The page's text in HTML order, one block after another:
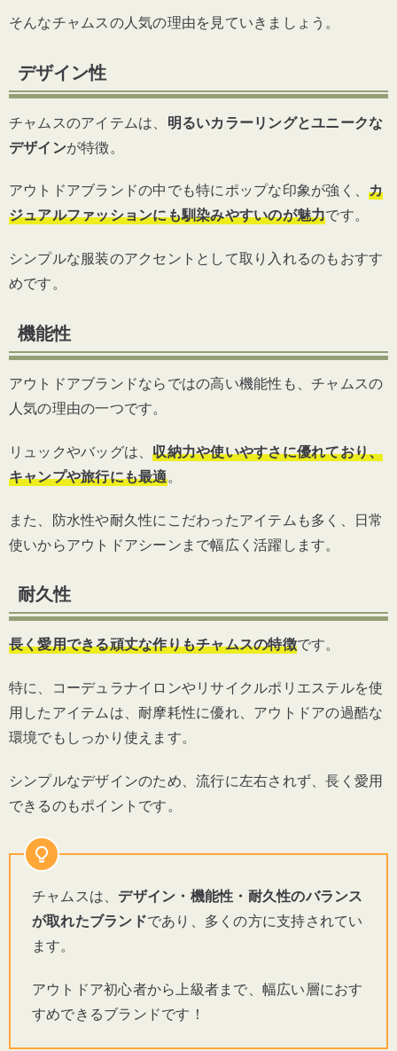
そんなチャムスの人気の理由を見ていきましょう。
デザイン性
チャムスのアイテムは、 明るいカラーリングとユニークな
デザインが特徴。
アウトドアブランドの中でも特にポップな印象が強く、 カ
ジュアルファッションにも馴染みやすいのが魅力です。
シンプルな服装のアクセントとして取り入れるのもおすす
めです。
機能性
アウトドアブランドならではの高い機能性も、チャムスの
人気の理由の一つです。
リュックやバッグは、収納力や使いやすさに優れており、
キャンプや旅行にも最適。
また、防水性や耐久性にこだわったアイテムも多く、日常
使いからアウトドアシーンまで幅広く活躍します。
耐久性
長く愛用できる頑丈な作りもチャムスの特徴です。
特に、コーデュラナイロンやリサイクルポリエステルを使
用したアイテムは、耐摩耗性に優れ、アウトドアの過酷な
環境でもしっかり使えます。
シンプルなデザインのため、流行に左右されず、長く愛用
できるのもポイントです。
チャムスは、 デザイン・機能性・耐久性のバランス
が取れたブランドであり、多くの方に支持されてい
ます。
アウトドア初心者から上級者まで、幅広い層におす
すめできるブランドです！